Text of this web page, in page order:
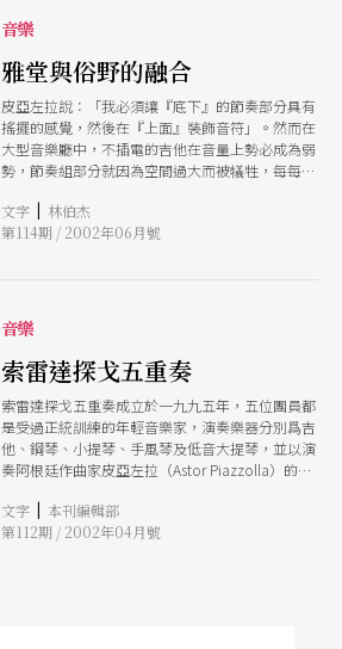
音樂
雅堂與俗野的融合
皮亞左拉說：「我必須讓『底下』的節奏部分具有
搖擺的感覺，然後在『上面』裝飾音符」。然而在
大型音樂廳中，不插電的吉他在音量上勢必成為弱
勢，節奏組部分就因為空間過大而被犠牲，每每在
探戈音樂中最基本的舞蹈感覺。I
文字 | 林伯杰
第114期 / 2002年06月號
音樂
索雷達探戈五重奏
索雷達探戈五重奏成立於一九九五年，五位團員都
是受過正統訓練的年輕音樂家，演奏樂器分別爲吉
他、鋼琴、小提琴、手風琴及低音大提琴，並以演
奏阿根廷作曲家皮亞左拉（Astor Piazzolla）的原
旨。由於該團員擁有古典、爵士、流行樂的多種音
樂經驗，演繹新探戈曲風尤見靈性與熱情流動的情
文字 | 本刊編輯部
第112期 / 2002年04月號